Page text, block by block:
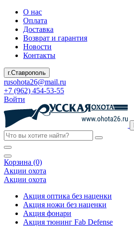
О нас
Оплата
Доставка
Возврат и гарантия
Новости
Контакты
г.Ставрополь
rusohota26@mail.ru
+7 (962) 454-53-55
Войти
Корзина (0)
Акции охота
Акции охота
Акция оптика без наценки
Акция ножи без наценки
Акция фонари
Акция тюнинг Fab Defense